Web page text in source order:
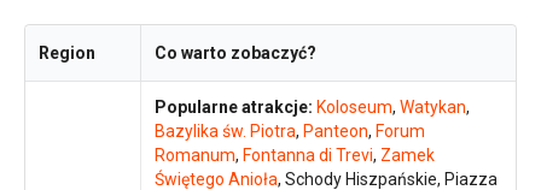
Region Co warto zobaczyć?
Popularne atrakcje: Koloseum, Watykan,
Bazylika św. Piotra, Panteon, Forum
Romanum, Fontanna di Trevi, Zamek
Świętego Anioła, Schody Hiszpańskie, Piazza